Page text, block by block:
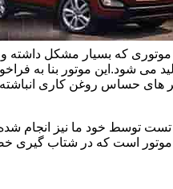
سوناتا و اپتیما بحث می کنیم.این خودروها در ایران از موتور تتا 2 چهار سیلندر 2/4 لیتری
می شود.این موتور بنا به
های حساس روغن کاری
سی درصد افت فشار دارد که این تست توسط خود
موتور است که در شتاب گیری